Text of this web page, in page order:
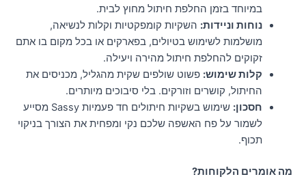
במיוחד בזמן החלפת חיתול מחוץ לבית.
נוחות וניידות: השקיות קומפקטיות וקלות לנשיאה,
מושלמות לשימוש בטיולים, בפארקים או בכל מקום בו אתם
זקוקים להחלפת חיתול מהירה ויעילה.
קלות שימוש: פשוט שולפים שקית מהגליל, מכניסים את
החיתול, קושרים וזורקים. בלי סיבוכים מיותרים.
חסכון:
שימוש בשקיות חיתולים חד פעמיות Sassy מסייע
לשמור על פח האשפה שלכם נקי ומפחית את הצורך בניקוי
תכוף.
מה אומרים הלקוחות?